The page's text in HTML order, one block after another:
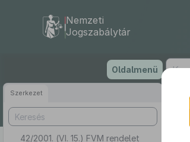
tartalomra
Nemzeti
Jogszabálytár
Oldalmenü
Szerkezet
42/2001. (VI. 15.) FVM rendelet